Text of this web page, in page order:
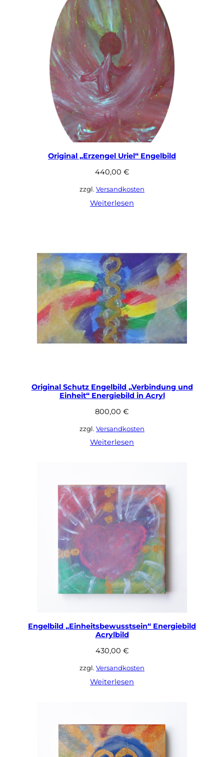
Original „Erzengel Uriel“ Engelbild
440,00 €
zzgl. Versandkosten
Weiterlesen
Original Schutz Engelbild „Verbindung und
Einheit“ Energiebild in Acryl
800,00 €
zzgl. Versandkosten
Weiterlesen
Engelbild „Einheitsbewusstsein“ Energiebild
Acrylbild
430,00 €
zzgl. Versandkosten
Weiterlesen